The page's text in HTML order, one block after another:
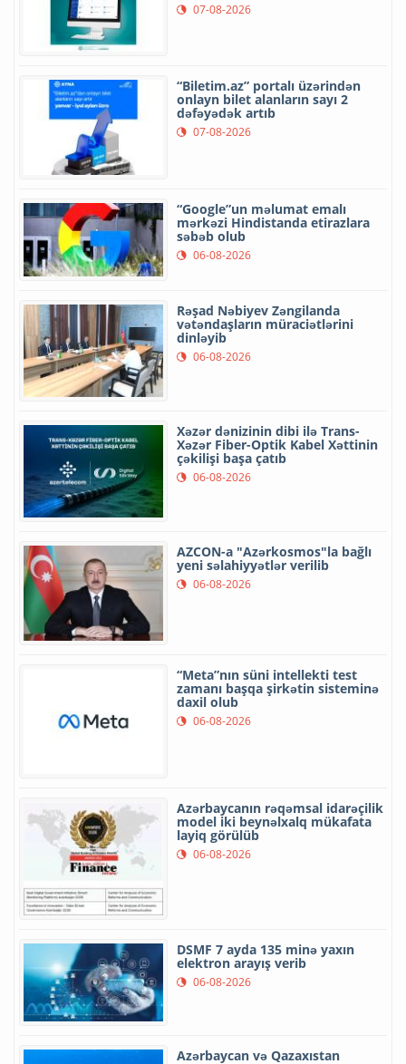
07-08-2026
“Biletim.az” portalı üzərindən
onlayn bilet alanların sayı 2
dəfəyədək artıb
07-08-2026
“Google”un məlumat emalı
mərkəzi Hindistanda etirazlara
səbəb olub
06-08-2026
Rəşad Nəbiyev Zəngilanda
vətəndaşların müraciətlərini
dinləyib
06-08-2026
Xəzər dənizinin dibi ilə Trans-
Xəzər Fiber-Optik Kabel Xəttinin
çəkilişi başa çatıb
06-08-2026
AZCON-a "Azərkosmos"la bağlı
yeni səlahiyyətlər verilib
06-08-2026
“Meta”nın süni intellekti test
zamanı başqa şirkətin sisteminə
daxil olub
06-08-2026
Azərbaycanın rəqəmsal idarəçilik
model iki beynəlxalq mükafata
layiq görülüb
06-08-2026
DSMF 7 ayda 135 minə yaxın
elektron arayış verib
06-08-2026
Azərbaycan və Qazaxıstan